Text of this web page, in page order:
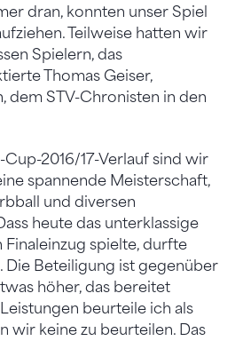
dran, konnten unser Spiel
Teilweise hatten wir
Spielern, das
Thomas Geiser,
dem STV-Chronisten in den
2016/17-Verlauf sind wir
spannende Meisterschaft,
und diversen
heute das unterklassige
Finaleinzug spielte, durfte
Die Beteiligung ist gegenüber
höher, das bereitet
beurteile ich als
wir keine zu beurteilen. Das